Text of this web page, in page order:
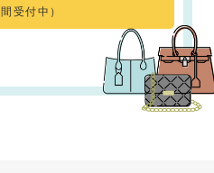
受付中）